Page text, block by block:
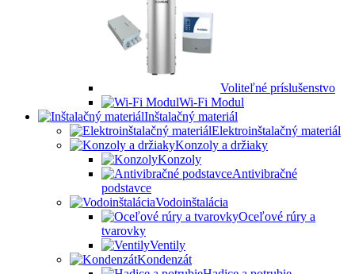
Voliteľné príslušenstvo
Wi-Fi Modul
Inštalačný materiál
Elektroinštalačný materiál
Konzoly a držiaky
Konzoly
Antivibračné
podstavce
Vodoinštalácia
Oceľové rúry a
tvarovky
Ventily
Kondenzát